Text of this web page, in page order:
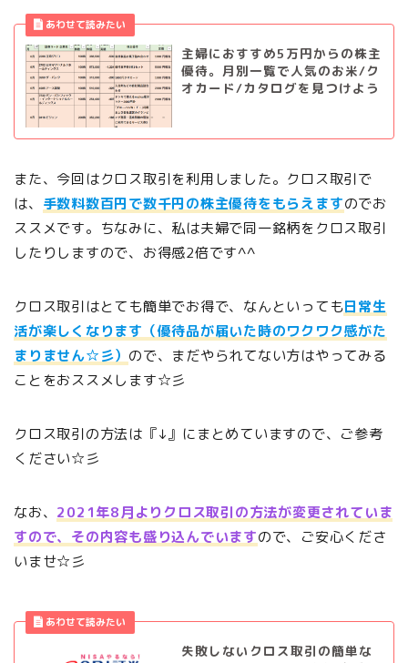
主婦におすすめ5万円からの株主
優待。月別一覧で人気のお米/ク
オカード/カタログを見つけよう
また、今回はクロス取引を利用しました。クロス取引で
は、 手数料数百円で数千円の株主優待をもらえますのでお
ススメです。ちなみに、私は夫婦で同一銘柄をクロス取引
したりしますので、お得感2倍です^^
クロス取引はとても簡単でお得で、なんといっても日常生
活が楽しくなります（優待品が届いた時のワクワク感がた
まりません☆彡） ので、まだやられてない方はやってみる
ことをおススメします☆彡
クロス取引の方法は『↓』にまとめていますので、ご参考
ください☆彡
なお、 2021年8月よりクロス取引の方法が変更されていま
すので、その内容も盛り込んでいますので、ご安心くださ
いませ☆彡
失敗しないクロス取引の簡単な